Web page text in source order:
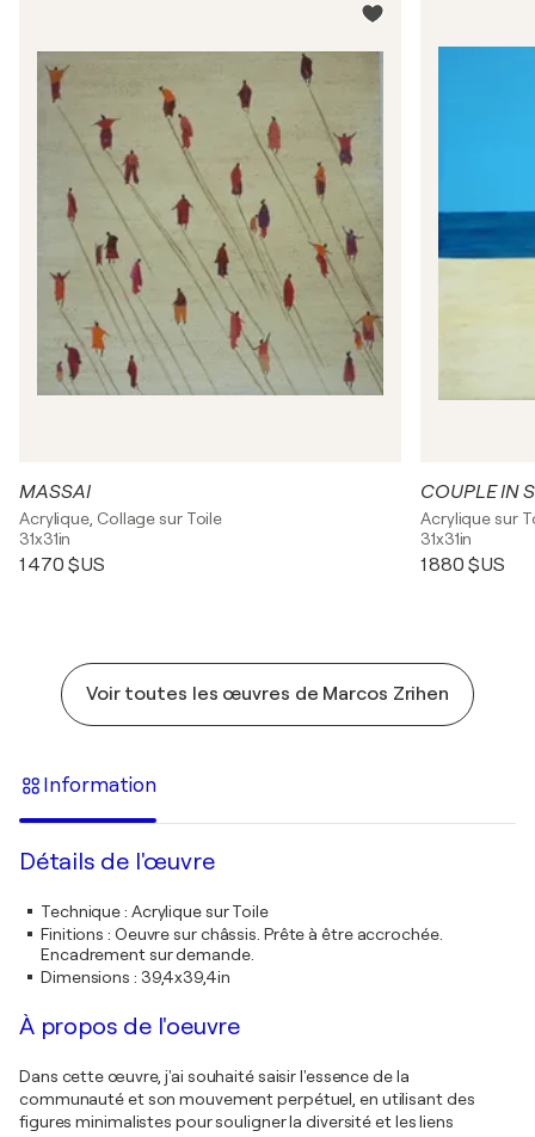
MASSAI
Acrylique, Collage sur Toile
31x31in
1 470 $US
COUPLE IN
Acrylique sur
31x31in
1 880 $US
Voir toutes les œuvres de Marcos Zrihen
Information
Détails de l'œuvre
Technique: Acrylique sur Toile
Finitions : Oeuvre sur châssis. Prête à être accrochée.
Encadrement sur demande.
Dimensions : 39,4x39,4in
À propos de l'oeuvre
Dans cette œuvre, j'ai souhaité saisir l'essence de la
communauté et son mouvement perpétuel, en utilisant des
figures minimalistes pour souligner la diversité et les liens